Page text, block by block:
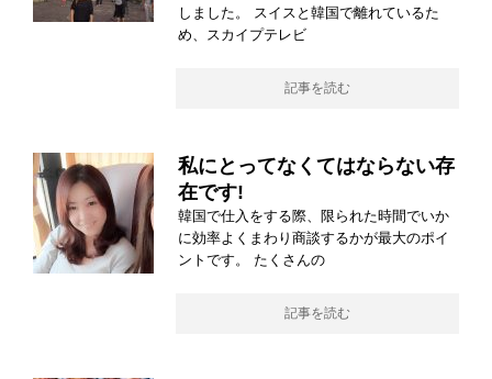
しました。 スイスと韓国で離れているた
め、スカイプテレビ
記事を読む
私にとってなくてはならない存
在です!
韓国で仕入をする際、限られた時間でいか
に効率よくまわり商談するかが最大のポイ
ントです。 たくさんの
記事を読む